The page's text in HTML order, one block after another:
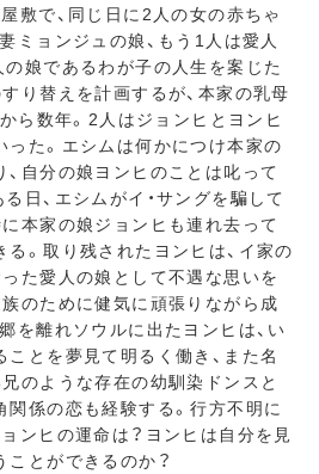
敷で、同じ日に2人の女の赤ちゃ
ミョンジュの娘、もう1人は愛人
娘であるわが子の人生を案じた
り替えを計画するが、本家の乳母
ら数年。2人はジョンヒとヨンヒ
った。エシムは何かにつけ本家の
自分の娘ヨンヒのことは叱って
日、エシムがイ・サングを騙して
本家の娘ジョンヒも連れ去って
。取り残されたヨンヒは、イ家の
た愛人の娘として不遇な思いを
のために健気に頑張りながら成
を離れソウルに出たヨンヒは、い
とを夢見て明るく働き、また名
のような存在の幼馴染ドンスと
係の恋も経験する。行方不明に
ンヒの運命は？ヨンヒは自分を見
とができるのか？